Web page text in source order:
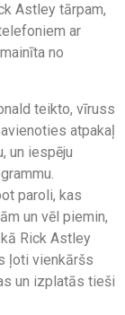
Astley tārpam,
ar
no
teikto, vīruss
atpakaļ
un iespēju
paroli, kas
un vēl piemin,
Rick Astley
ļoti vienkāršs
un izplatās tieši